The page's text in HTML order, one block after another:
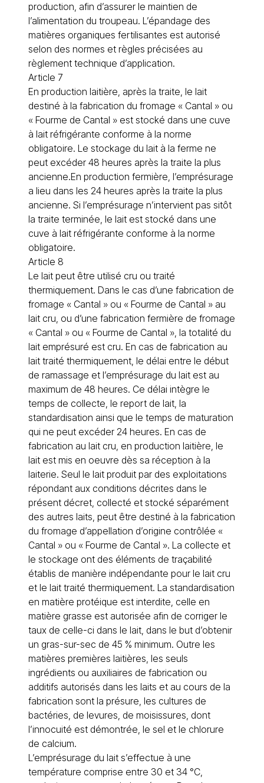
production, afin d’assurer le maintien de
l’alimentation du troupeau. L’épandage des
matières organiques fertilisantes est autorisé
selon des normes et règles précisées au
règlement technique d’application.
Article 7
En production laitière, après la traite, le lait
destiné à la fabrication du fromage « Cantal » ou
« Fourme de Cantal » est stocké dans une cuve
à lait réfrigérante conforme à la norme
obligatoire. Le stockage du lait à la ferme ne
peut excéder 48 heures après la traite la plus
ancienne.En production fermière, l’emprésurage
a lieu dans les 24 heures après la traite la plus
ancienne. Si l’emprésurage n’intervient pas sitôt
la traite terminée, le lait est stocké dans une
cuve à lait réfrigérante conforme à la norme
obligatoire.
Article 8
Le lait peut être utilisé cru ou traité
thermiquement. Dans le cas d’une fabrication de
fromage « Cantal » ou « Fourme de Cantal » au
lait cru, ou d’une fabrication fermière de fromage
« Cantal » ou « Fourme de Cantal », la totalité du
lait emprésuré est cru. En cas de fabrication au
lait traité thermiquement, le délai entre le début
de ramassage et l’emprésurage du lait est au
maximum de 48 heures. Ce délai intègre le
temps de collecte, le report de lait, la
standardisation ainsi que le temps de maturation
qui ne peut excéder 24 heures. En cas de
fabrication au lait cru, en production laitière, le
lait est mis en oeuvre dès sa réception à la
laiterie. Seul le lait produit par des exploitations
répondant aux conditions décrites dans le
présent décret, collecté et stocké séparément
des autres laits, peut être destiné à la fabrication
du fromage d’appellation d’origine contrôlée «
Cantal » ou « Fourme de Cantal ». La collecte et
le stockage ont des éléments de traçabilité
établis de manière indépendante pour le lait cru
et le lait traité thermiquement. La standardisation
en matière protéique est interdite, celle en
matière grasse est autorisée afin de corriger le
taux de celle-ci dans le lait, dans le but d’obtenir
un gras-sur-sec de 45 % minimum. Outre les
matières premières laitières, les seuls
ingrédients ou auxiliaires de fabrication ou
additifs autorisés dans les laits et au cours de la
fabrication sont la présure, les cultures de
bactéries, de levures, de moisissures, dont
l’innocuité est démontrée, le sel et le chlorure
de calcium.
L’emprésurage du lait s’effectue à une
température comprise entre 30 et 34 °C,